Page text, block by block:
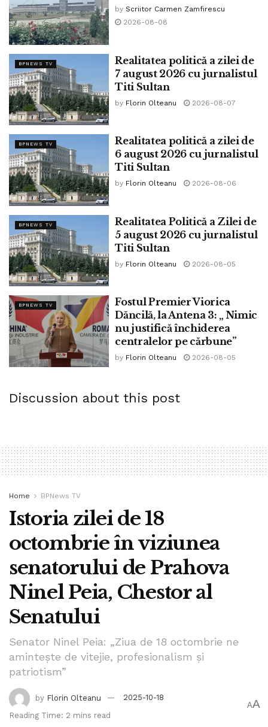
La 19 octombrie 1926, înceta din viață savantul Victor
Babeș, părintele microbiologiei românești.
La 19 octombrie 1929, deceda Alexandru Davila, fiul
doctorului Carol Davila și un mare autor dramatic,
La 19 octombrie 1961, deceda marele scriitor român Mihail
Sadoveanu, unul din marii clasici ai literaturii române și al
patrulea „mare Mihai”al istoriei României, după Mihai
Viteazul, Mihai Eminescu și Regele Mihai I al României.
Pe 19 octombrie 2024, deceda marea glorie a Televiziunii
Române, prezentatoarea și realizatoarea TV Delia
Budeanu”
Tags: ninel peia
by Scriitor Carmen Zamfirescu
2026-08-08
BPNEWS TV
Realitatea politică a zilei de
7 august 2026 cu jurnalistul
Titi Sultan
by Florin Olteanu 2026-08-07
BPNEWS TV
Realitatea politică a zilei de
6 august 2026 cu jurnalistul
Titi Sultan
by Florin Olteanu 2026-08-06
BPNEWS TV
Realitatea Politică a Zilei de
5 august 2026 cu jurnalistul
Titi Sultan
by Florin Olteanu 2026-08-05
BPNEWS TV
Fostul Premier Viorica
Dăncilă, la Antena 3: „ Nimic
nu justifică închiderea
centralelor pe cărbune”
by Florin Olteanu 2026-08-05
Discussion about this post
Home BPNews TV
Istoria zilei de 18
octombrie în viziunea
senatorului de Prahova
Ninel Peia, Chestor al
Senatului
Senator Ninel Peia: „Ziua de 18 octombrie ne
amintește de vitejie, profesionalism și
patriotism”
by Florin Olteanu
2025-10-18
Reading Time: 2 mins read
AA